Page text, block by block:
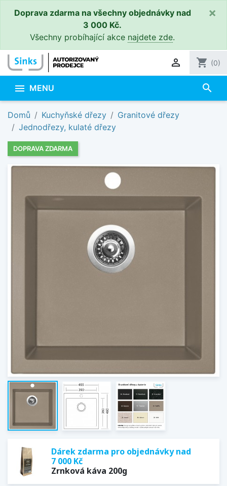
Doprava zdarma na všechny objednávky nad
3 000 Kč.
Všechny probíhající akce najdete zde.
×
 shopping_cart (0)
 MENU search
Domů Kuchyňské dřezy
Granitové dřezy
Jednodřezy, kulaté dřezy
DOPRAVA ZDARMA
Dárek zdarma pro objednávky nad
7 000 Kč
Zrnková káva 200g